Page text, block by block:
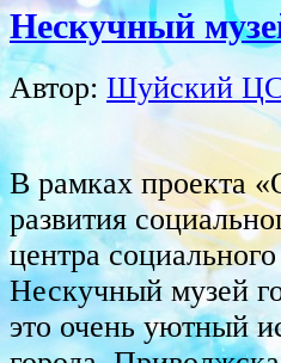
Нескучный
Автор: Шуйский
В рамках проекта
развития
центра
Нескучный музей
это очень уютный